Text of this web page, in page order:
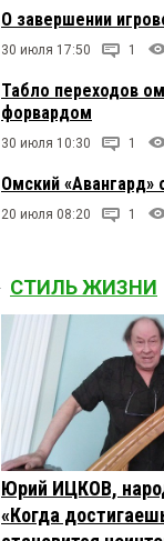
О завершении
30 июля 17:50 1
Табло переходов
форвардом
30 июля 10:30 1
Омский «Авангард»
20 июля 08:20 1
СТИЛЬ ЖИЗНИ
Юрий ИЦКОВ,
«Когда